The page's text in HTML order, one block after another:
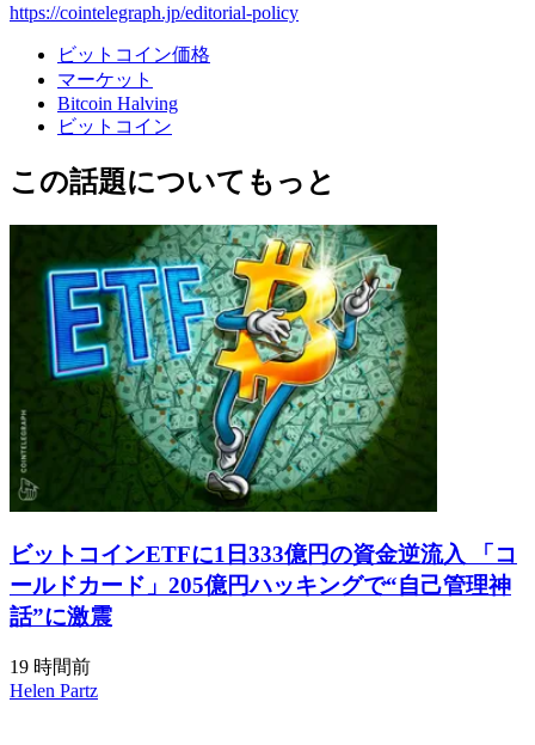
https://cointelegraph.jp/editorial-policy
ビットコイン価格
マーケット
Bitcoin Halving
ビットコイン
この話題についてもっと
ビットコインETFに1日333億円の資金逆流入 「コ
ールドカード」205億円ハッキングで“自己管理神
話”に激震
19 時間前
Helen Partz